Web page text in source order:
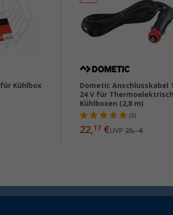
Kühlbox
Dometic Anschlusskabel
24 V für
Kühlboxen (2,8 m)
(6)
22,17 €UVP25,- €